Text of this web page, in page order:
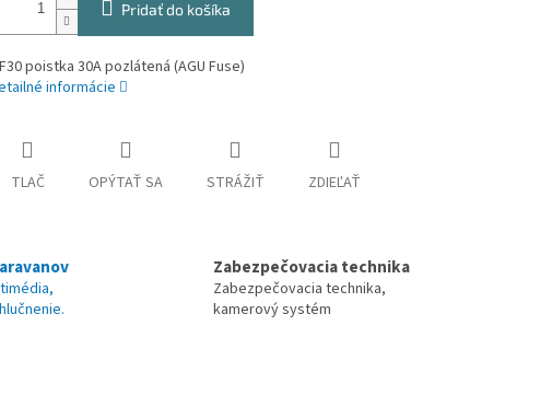
Pridať do košíka
poistka 30A pozlátená (AGU Fuse)
informácie
TLAČ OPÝTAŤ SA STRÁŽIŤ ZDIEĽAŤ
Zabezpečovacia technika
Zabezpečovacia technika,
kamerový systém